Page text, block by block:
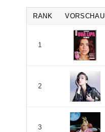
RANK VORSCHAU
1
2
3